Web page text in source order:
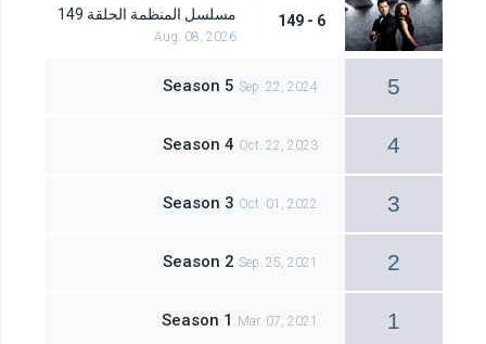
6 - 149 مسلسل المنظمة الحلقة 149
Aug. 08, 2026
5
Season 5 Sep. 22, 2024
4
Season 4 Oct. 22, 2023
3
Season 3 Oct. 01, 2022
2
Season 2 Sep. 25, 2021
1
Season 1 Mar. 07, 2021